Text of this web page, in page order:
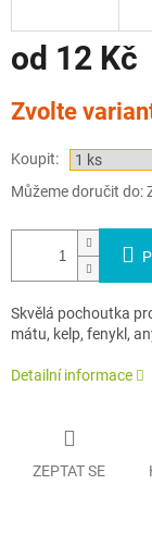
od 12 Kč
cena:
Zvolte
Koupit:
Můžeme doručit do:
Skvělá pochoutka
mátu, kelp, fenykl,
Detailní informace
ZEPTAT SE